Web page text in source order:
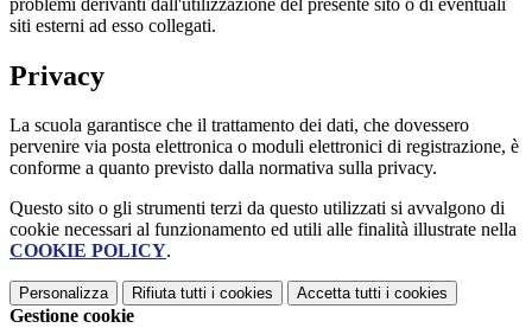
siti esterni ad esso collegati.
Privacy
La scuola garantisce che il trattamento dei dati, che dovessero
pervenire via posta elettronica o moduli elettronici di registrazione, è
conforme a quanto previsto dalla normativa sulla privacy.
Questo sito o gli strumenti terzi da questo utilizzati si avvalgono di
cookie necessari al funzionamento ed utili alle finalità illustrate nella
COOKIE POLICY.
Personalizza Rifiuta tutti i cookies Accetta tutti i cookies
Gestione cookie